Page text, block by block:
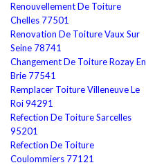
Renouvellement De Toiture
Chelles 77501
Renovation De Toiture Vaux Sur
Seine 78741
Changement De Toiture Rozay En
Brie 77541
Remplacer Toiture Villeneuve Le
Roi 94291
Refection De Toiture Sarcelles
95201
Refection De Toiture
Coulommiers 77121